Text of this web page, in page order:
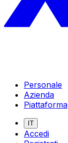
Personale
Azienda
Piattaforma
IT
Accedi